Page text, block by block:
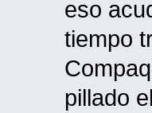
eso
tiempo
pillado